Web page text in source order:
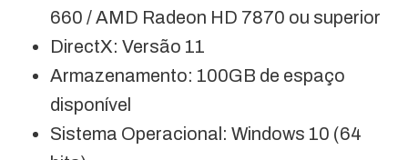
660 / AMD Radeon HD 7870 ou superior
DirectX: Versão 11
Armazenamento: 100GB de espaço
disponível
Sistema Operacional: Windows 10 (64